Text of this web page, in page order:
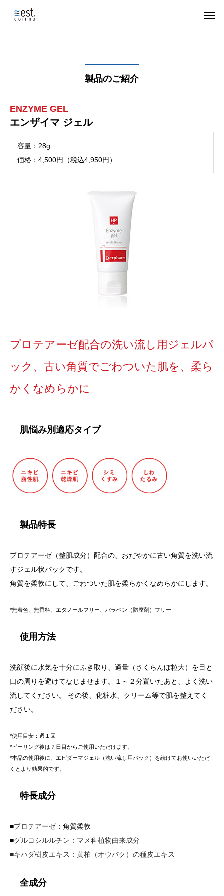
製品のご紹介
ENZYME GEL
エンザイマ ジェル
容量：28g
価格：4,500円（税込4,950円）
プロテアーゼ配合の洗い流し用ジェルパ
ック、古い角質でごわついた肌を、柔ら
かくなめらかに
肌悩み別適応タイプ
製品特長
プロテアーゼ（整肌成分）配合の、おだやかに古い角質を洗い流
すジェル状パックです。
角質を柔軟にして、ごわついた肌を柔らかくなめらかにします。
*無着色、無香料、エタノールフリー、パラベン（防腐剤）フリー
使用方法
洗顔後に水気を十分にふき取り、適量（さくらんぼ粒大）を目と
口の周りを避けてなじませます。１～２分置いたあと、よく洗い
流してください。 その後、化粧水、クリーム等で肌を整えてく
ださい。
*使用目安：週１回
*ピーリング後は７日目からご使用いただけます。
*本品の使用後に、エピダーマジェル（洗い流し用パック）を続けてお使いいただ
くとより効果的です。
特長成分
■プロテアーゼ：角質柔軟
■グルコシルルチン：マメ科植物由来成分
■キハダ樹皮エキス：黄柏（オウバク）の種皮エキス
全成分